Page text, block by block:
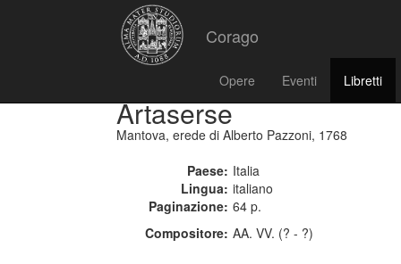
Corago
Opere Eventi Libretti
Artaserse
Mantova, erede di Alberto Pazzoni, 1768
Paese: Italia
Lingua: italiano
Paginazione: 64 p.
Compositore: AA. VV. (? - ?)